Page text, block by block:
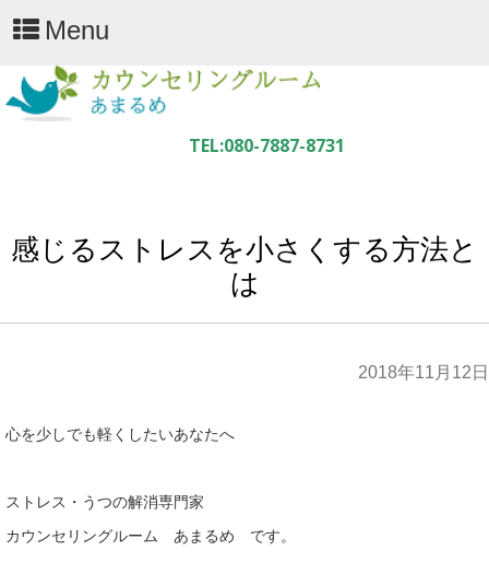
Menu
感じるストレスを小さくする方法と
は
2018年11月12日
心を少しでも軽くしたいあなたへ
ストレス・うつの解消専門家
カウンセリングルーム あまるめ です。